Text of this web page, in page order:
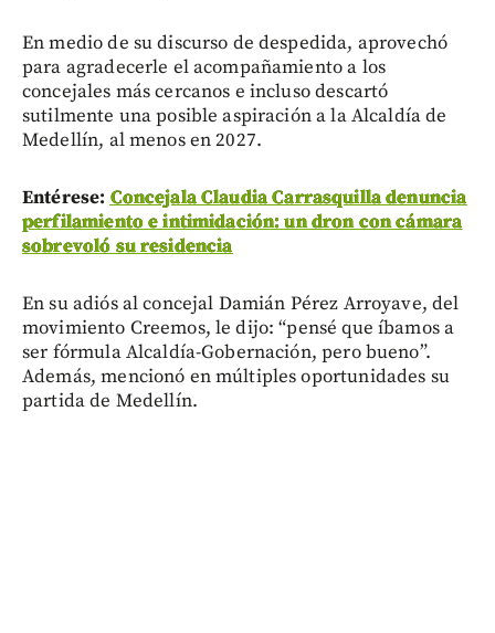
En medio de su discurso de despedida, aprovechó
para agradecerle el acompañamiento a los
concejales más cercanos e incluso descartó
sutilmente una posible aspiración a la Alcaldía de
Medellín, al menos en 2027.
Entérese:Concejala Claudia Carrasquilla denuncia
perfilamiento e intimidación: un dron con cámara
sobrevoló su residencia
En su adiós al concejal Damián Pérez Arroyave, del
movimiento Creemos, le dijo: “pensé que íbamos a
ser fórmula Alcaldía-Gobernación, pero bueno”.
Además, mencionó en múltiples oportunidades su
partida de Medellín.